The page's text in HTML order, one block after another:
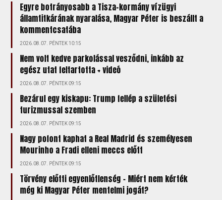
Egyre botrányosabb a Tisza-kormány vízügyi
államtitkárának nyaralása, Magyar Péter is beszállt a
kommentcsatába
2026.08.07. PÉNTEK 10:15
Nem volt kedve parkolással vesződni, inkább az
egész utat feltartotta + videó
2026.08.07. PÉNTEK 09:15
Bezárul egy kiskapu: Trump fellép a születési
turizmussal szemben
2026.08.07. PÉNTEK 09:15
Nagy pofont kaphat a Real Madrid és személyesen
Mourinho a Fradi elleni meccs előtt
2026.08.07. PÉNTEK 09:15
Törvény előtti egyenlőtlenség – Miért nem kérték
még ki Magyar Péter mentelmi jogát?